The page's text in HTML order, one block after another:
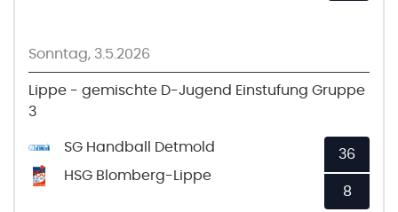
Sonntag, 3.5.2026
Lippe - gemischte D-Jugend Einstufung Gruppe
3
SG Handball Detmold
HSG Blomberg-Lippe
36
8